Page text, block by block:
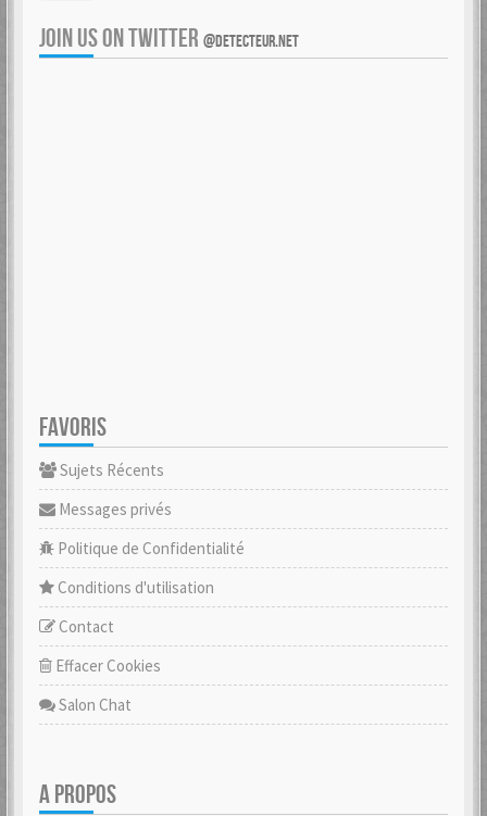
JOIN US ON TWITTER @DETECTEUR.NET
FAVORIS
Sujets Récents
Messages privés
Politique de Confidentialité
Conditions d'utilisation
Contact
Effacer Cookies
Salon Chat
A PROPOS